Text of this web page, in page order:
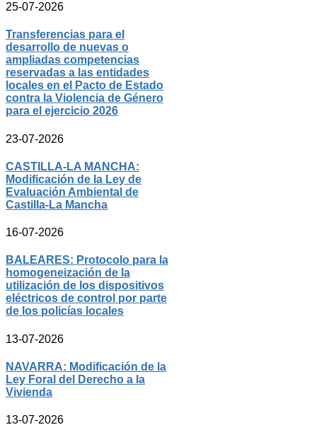
25-07-2026
Transferencias para el
desarrollo de nuevas o
ampliadas competencias
reservadas a las entidades
locales en el Pacto de Estado
contra la Violencia de Género
para el ejercicio 2026
23-07-2026
CASTILLA-LA MANCHA:
Modificación de la Ley de
Evaluación Ambiental de
Castilla-La Mancha
16-07-2026
BALEARES: Protocolo para la
homogeneización de la
utilización de los dispositivos
eléctricos de control por parte
de los policías locales
13-07-2026
NAVARRA: Modificación de la
Ley Foral del Derecho a la
Vivienda
13-07-2026